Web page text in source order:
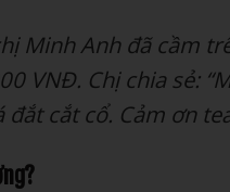
Minh Anh đã cầm
VNĐ. Chị chia sẻ:
cắt cổ. Cảm ơn